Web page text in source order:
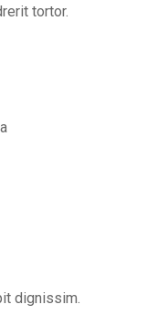
tortor.
dignissim.